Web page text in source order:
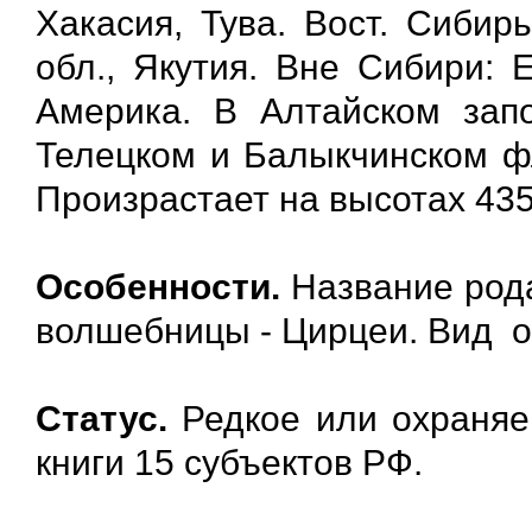
Хакасия, Тува. Вост.
обл., Якутия. Вне Сибири:
Америка. В Алтайском
Телецком и Балыкчинском
Произрастает на высотах
Особенности. Название
волшебницы - Цирцеи. Вид
Статус. Редкое или
книги 15 субъектов РФ.